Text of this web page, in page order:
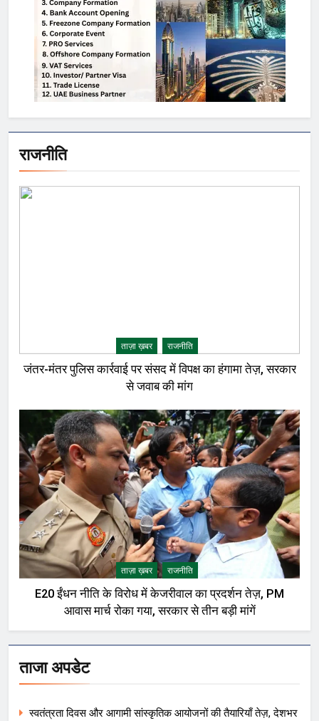
राजनीति
ताज़ा ख़बर राजनीति
जंतर-मंतर पुलिस कार्रवाई पर संसद में विपक्ष का हंगामा तेज़, सरकार
से जवाब की मांग
ताज़ा ख़बर राजनीति
E20 ईंधन नीति के विरोध में केजरीवाल का प्रदर्शन तेज़, PM
आवास मार्च रोका गया, सरकार से तीन बड़ी मांगें
ताजा अपडेट
स्वतंत्रता दिवस और आगामी सांस्कृतिक आयोजनों की तैयारियाँ तेज़, देशभर